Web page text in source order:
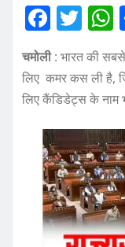
F
c
e
o
o
k
T
w
it
te
h
s
चमोली: भारत की सबसे
लिए कमर कस ली है,
लिए कैंडिडेट्स के नाम